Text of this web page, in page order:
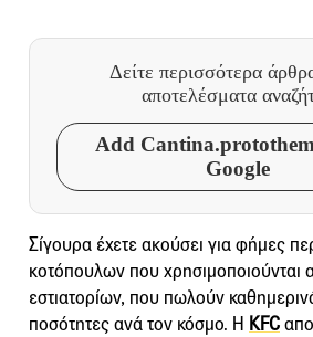
Δείτε περισσότερα
αποτελέσματα
Add
Google
Σίγουρα έχετε ακούσει για φήμες
κοτόπουλων που χρησιμοποιούνται
εστιατορίων, που πωλούν
ποσότητες ανά τον κόσμο. Η KFC